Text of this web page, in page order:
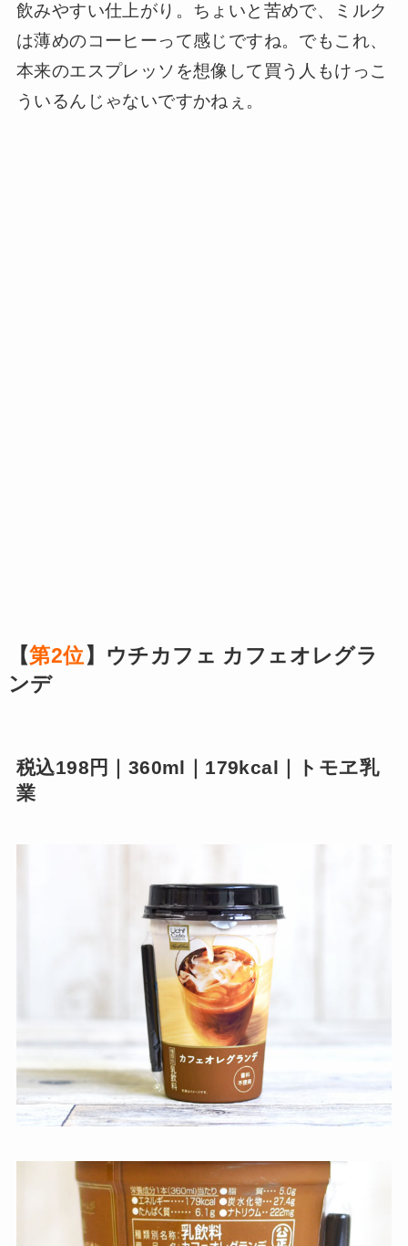
飲みやすい仕上がり。ちょいと苦めで、ミルク
は薄めのコーヒーって感じですね。でもこれ、
本来のエスプレッソを想像して買う人もけっこ
ういるんじゃないですかねぇ。
【第2位】ウチカフェ カフェオレグラ
ンデ
税込198円｜360ml｜179kcal｜トモヱ乳
業